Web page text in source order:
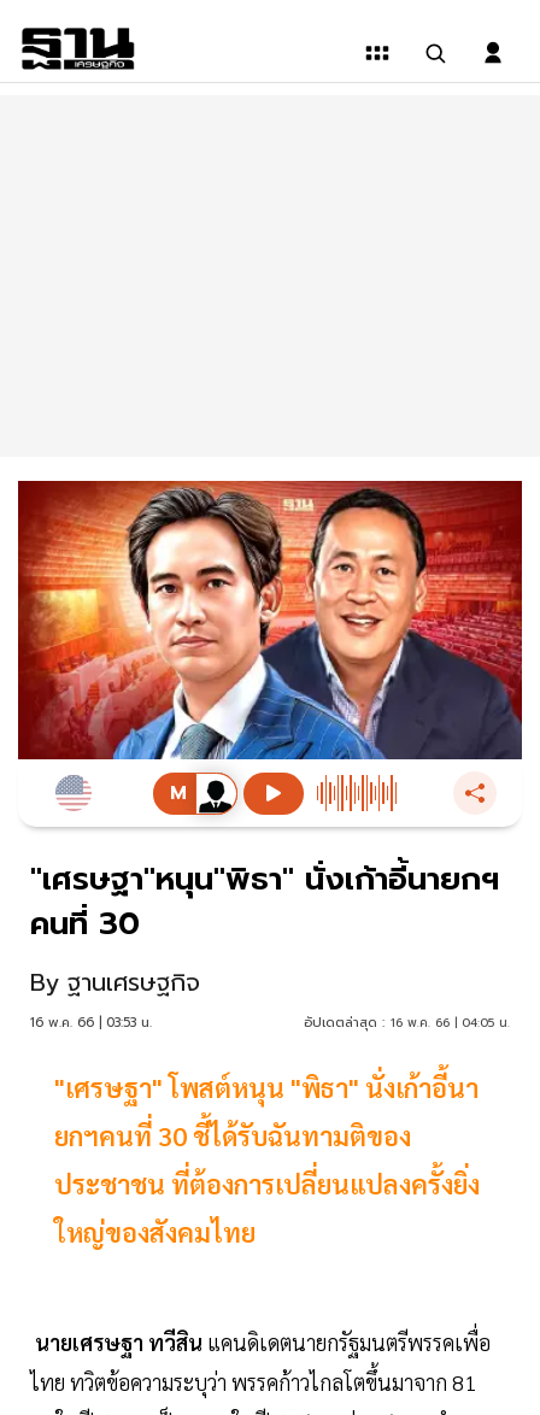
"เศรษฐา"หนุน"พิธา" นั่งเก้าอี้นายกฯ
คนที่ 30
By ฐานเศรษฐกิจ
16 พ.ค. 66 | 03:53 น. อัปเดตล่าสุด : 16 พ.ค. 66 | 04:05 น.
"เศรษฐา" โพสต์หนุน "พิธา" นั่งเก้าอี้นา
ยกฯคนที่ 30 ชี้ได้รับฉันทามติของ
ประชาชน ที่ต้องการเปลี่ยนแปลงครั้งยิ่ง
ใหญ่ของสังคมไทย
นายเศรษฐา ทวีสิน แคนดิเดตนายกรัฐมนตรีพรรคเพื่อ
ไทย ทวิตข้อความระบุว่า พรรคก้าวไกลโตขึ้นมาจาก 81